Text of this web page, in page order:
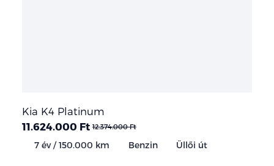
Kia K4 Platinum
11.624.000 Ft 12.374.000 Ft
7 év / 150.000 km Benzin Üllői út